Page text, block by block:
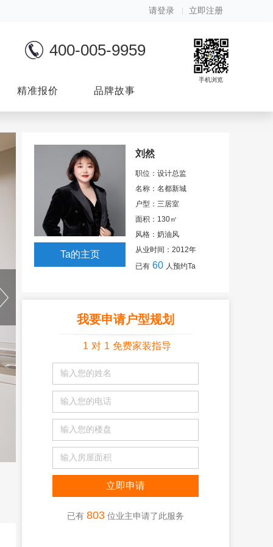
请登录 立即注册
手机浏览
400-005-9959
精准报价 品牌故事
Ta的主页
刘然
职位：设计总监
名称：名都新城
户型：三居室
面积： 130㎡
风格：奶油风
从业时间： 2012年
已有 60 人预约Ta
我要申请户型规划
1 对 1 免费家装指导
已有 803 位业主申请了此服务